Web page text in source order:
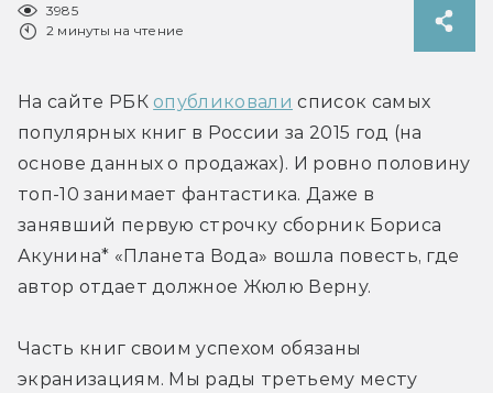
3985
2 минуты на чтение
На сайте РБК опубликовали список самых
популярных книг в России за 2015 год (на
основе данных о продажах). И ровно половину
топ-10 занимает фантастика. Даже в
занявший первую строчку сборник Бориса
Акунина* «Планета Вода» вошла повесть, где
автор отдает должное Жюлю Верну.
Часть книг своим успехом обязаны